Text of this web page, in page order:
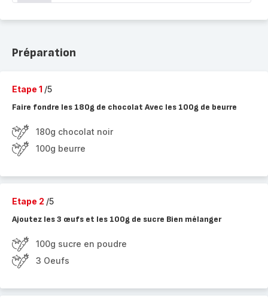
Préparation
Etape 1 /5
Faire fondre les 180g de chocolat Avec les 100g de beurre
180g chocolat noir
100g beurre
Etape 2 /5
Ajoutez les 3 œufs et les 100g de sucre Bien mélanger
100g sucre en poudre
3 Oeufs